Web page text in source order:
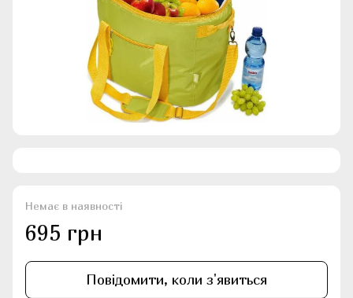
Немає в наявності
695 грн
Повідомити, коли з'явиться